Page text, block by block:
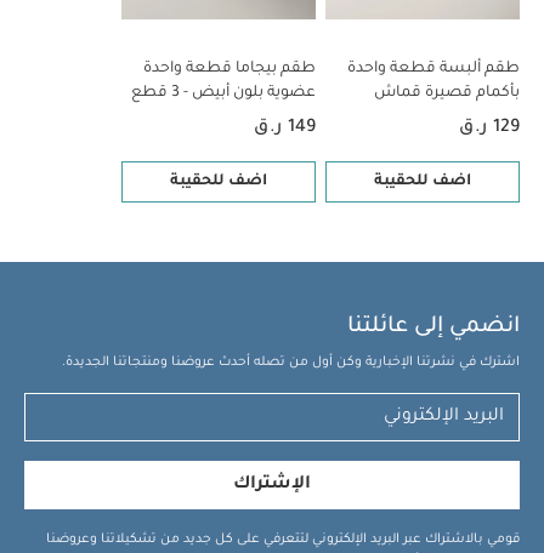
طقم ألبسة قطعة واحدة
بأكمام قصيرة قماش
عضوي بلون أبيض - 5 قطع
129 ر.ق
اضف للحقيبة
طقم بيجاما قطعة واحدة
عضوية بلون أبيض - 3 قطع
149 ر.ق
اضف للحقيبة
انضمي إلى عائلتنا
اشترك في نشرتنا الإخبارية وكن أول من تصله أحدث عروضنا ومنتجاتنا الجديدة.
الإشتراك
قومي بالاشتراك عبر البريد الإلكتروني لتتعرفي على كل جديد من تشكيلاتنا وعروضنا